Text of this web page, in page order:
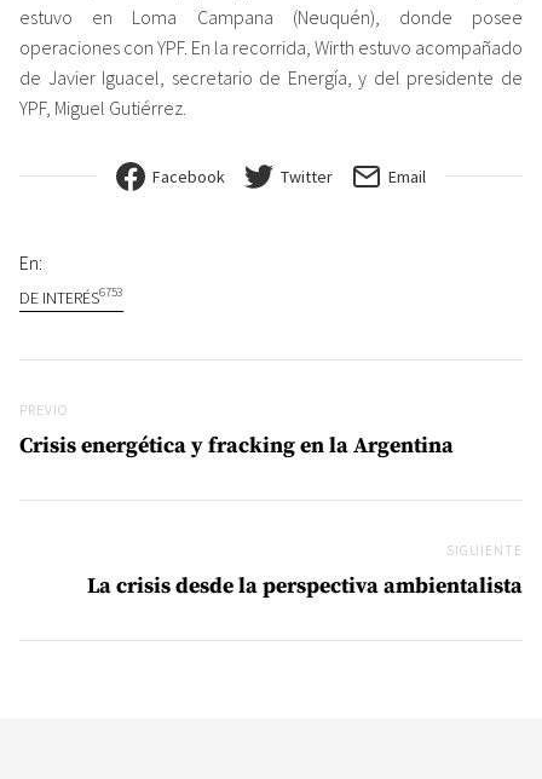
estuvo en Loma Campana (Neuquén), donde posee
operaciones con YPF. En la recorrida, Wirth estuvo acompañado
de Javier Iguacel, secretario de Energía, y del presidente de
YPF, Miguel Gutiérrez.
Facebook Twitter Email
En:
DE INTERÉS6753
Previo
PREVIO
Crisis energética y fracking en la Argentina
SIGUIENTE
La crisis desde la perspectiva ambientalista